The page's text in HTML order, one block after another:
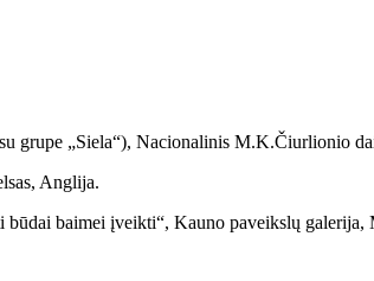
grupe „Siela“), Nacionalinis M.K.Čiurlionio
Anglija.
baimei įveikti“, Kauno paveikslų